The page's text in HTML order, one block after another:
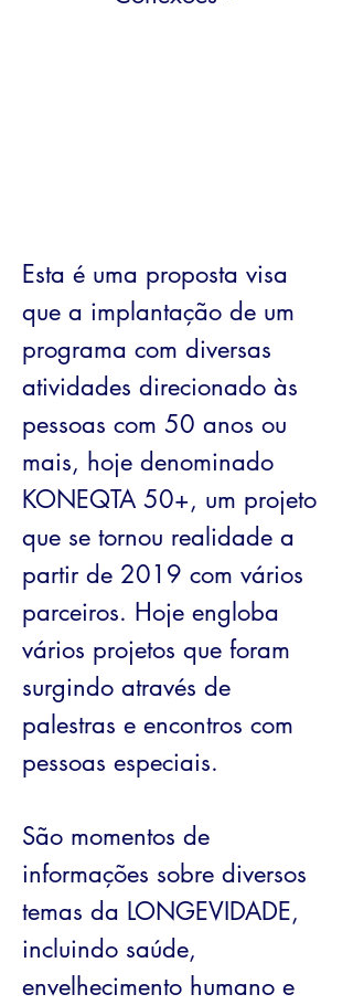
Esta é uma proposta visa
que a implantação de um
programa com diversas
atividades direcionado às
pessoas com 50 anos ou
mais, hoje denominado
KONEQTA 50+, um projeto
que se tornou realidade a
partir de 2019 com vários
parceiros. Hoje engloba
vários projetos que foram
surgindo através de
palestras e encontros com
pessoas especiais.
São momentos de
informações sobre diversos
temas da LONGEVIDADE,
incluindo saúde,
envelhecimento humano e